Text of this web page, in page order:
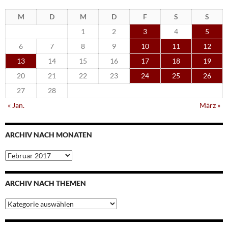
M D M D F S
S
1
2 3 4
5
6
7 8 9 10 11
12
13
14 15 16 17 18
19
20
21 22 23 24 25
26
27
28
« Jan.
März »
ARCHIV NACH MONATEN
Archiv
nach
Monaten
ARCHIV NACH THEMEN
Archiv
nach
Themen